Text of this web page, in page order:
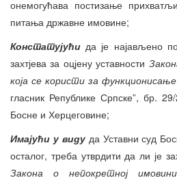
онемогућава постизање
питања државне имовине;
Констатујући да је најављено
захтјева за оцјену уставности
која се користи за
гласник Републике Српске”, бр.
Босне и Херцеговине;
Имајући у виду да Уставни суд
осталог, треба утврдити да ли је
Закона о непокретној